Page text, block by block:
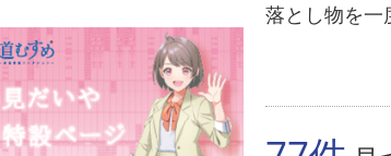
落とし物を一